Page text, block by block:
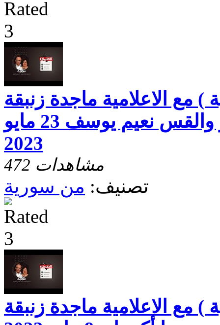
مع الاعلامية ماجدة زنبقة
والقس د. فؤاد رشو والقس نعيم يوسف 23 مايو
2023
472 مشاهدات
تصنيف: من سورية
مع الاعلامية ماجدة زنبقة